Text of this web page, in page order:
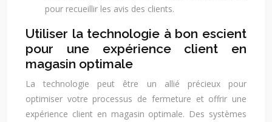
pour recueillir les avis des clients.
Utiliser la technologie à bon escient
pour une expérience client en
magasin optimale
La technologie peut être un allié précieux pour
optimiser votre processus de fermeture et offrir une
expérience client en magasin optimale. Des systèmes